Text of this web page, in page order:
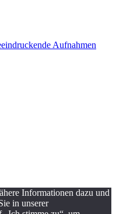
Aufnahmen
Informationen dazu und
in unserer